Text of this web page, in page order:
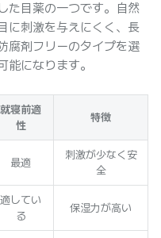
た目薬の一つです。自然
に刺激を与えにくく、長
腐剤フリーのタイプを選
になります。
就寝前適
性
特徴
最適
刺激が少なく安
全
適してい
る
保湿力が高い